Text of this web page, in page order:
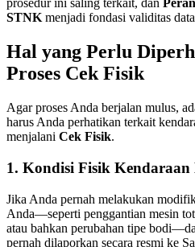
prosedur ini saling terkait, dan
STNKmenjadi fondasi validitas
Hal yang Perlu
Proses Cek Fisik
Agar proses Anda berjalan mulus,
harus Anda perhatikan terkait
menjalani Cek Fisik.
1. Kondisi Fisik Kendaraan
Jika Anda pernah melakukan
Anda—seperti penggantian mesin
atau bahkan perubahan tipe
pernah dilaporkan secara resmi ke